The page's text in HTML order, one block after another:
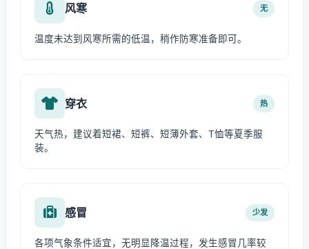
风寒 无
温度未达到风寒所需的低温，稍作防寒准备即可。
穿衣 热
天气热，建议着短裙、短裤、短薄外套、T恤等夏季服
装。
感冒 少发
各项气象条件适宜，无明显降温过程，发生感冒几率较